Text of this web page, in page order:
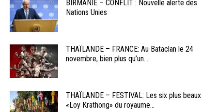
BIRMANIE – CONFLIT : Nouvelle alerte des
Nations Unies
THAÏLANDE – FRANCE: Au Bataclan le 24
novembre, bien plus qu’un...
THAÏLANDE – FESTIVAL: Les six plus beaux
«Loy Krathong» du royaume...